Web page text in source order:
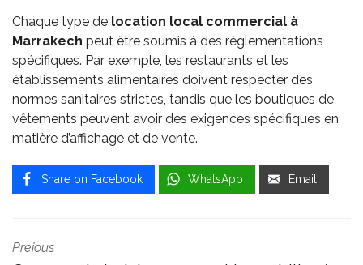
Chaque type de location local commercial à
Marrakech peut être soumis à des réglementations
spécifiques. Par exemple, les restaurants et les
établissements alimentaires doivent respecter des
normes sanitaires strictes, tandis que les boutiques de
vêtements peuvent avoir des exigences spécifiques en
matière d’affichage et de vente.
Share on Facebook WhatsApp Email
Preious